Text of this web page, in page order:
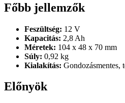
Főbb jellemzők
Feszültség: 12 V
Kapacitás: 2,8 Ah
Méretek: 104 x 48 x 70 mm
Súly: 0,92 kg
Kialakítás: Gondozásmentes,
Előnyök